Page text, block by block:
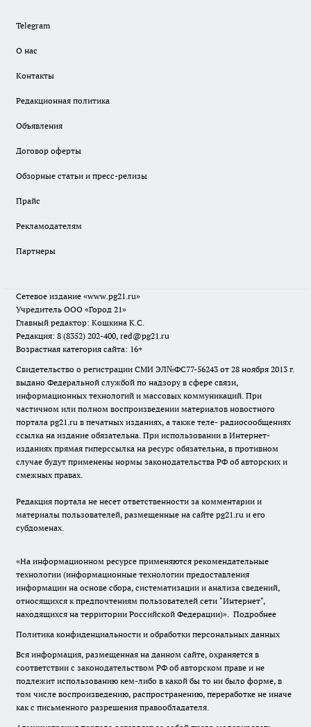
Telegram
О нас
Контакты
Редакционная политика
Объявления
Договор оферты
Обзорные статьи и пресс-релизы
Прайс
Рекламодателям
Партнеры
Сетевое издание «www.pg21.ru»
Учредитель ООО «Город 21»
Главный редактор: Кошкина К.С.
Редакция: 8 (8352) 202-400, red@pg21.ru
Возрастная категория сайта: 16+
Свидетельство о регистрации СМИ ЭЛ№ФС77-56243 от 28 ноября 2013 г.
выдано Федеральной службой по надзору в сфере связи,
информационных технологий и массовых коммуникаций. При
частичном или полном воспроизведении материалов новостного
портала pg21.ru в печатных изданиях, а также теле- радиосообщениях
ссылка на издание обязательна. При использовании в Интернет-
изданиях прямая гиперссылка на ресурс обязательна, в противном
случае будут применены нормы законодательства РФ об авторских и
смежных правах.
Редакция портала не несет ответственности за комментарии и
материалы пользователей, размещенные на сайте pg21.ru и его
субдоменах.
«На информационном ресурсе применяются рекомендательные
технологии (информационные технологии предоставления
информации на основе сбора, систематизации и анализа сведений,
относящихся к предпочтениям пользователей сети "Интернет",
находящихся на территории Российской Федерации)». Подробнее
Политика конфиденциальности и обработки персональных данных
Вся информация, размещенная на данном сайте, охраняется в
соответствии с законодательством РФ об авторском праве и не
подлежит использованию кем-либо в какой бы то ни было форме, в
том числе воспроизведению, распространению, переработке не иначе
как с письменного разрешения правообладателя.